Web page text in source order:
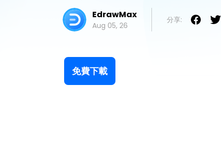
AI 驅動的創意工具。
EdrawMax
Aug 05, 26
分享:
免費下載